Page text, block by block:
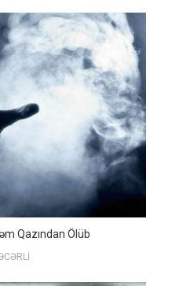
Qazından Ölüb